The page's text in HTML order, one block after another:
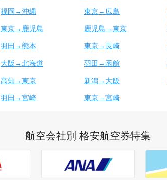
福岡→沖縄 東京→広島
東京→鹿児島 鹿児島→東京
羽田→熊本 東京→長崎
大阪→北海道 羽田→函館
高知→東京 新潟→大阪
羽田→宮崎 東京→宮崎
航空会社別 格安航空券特集